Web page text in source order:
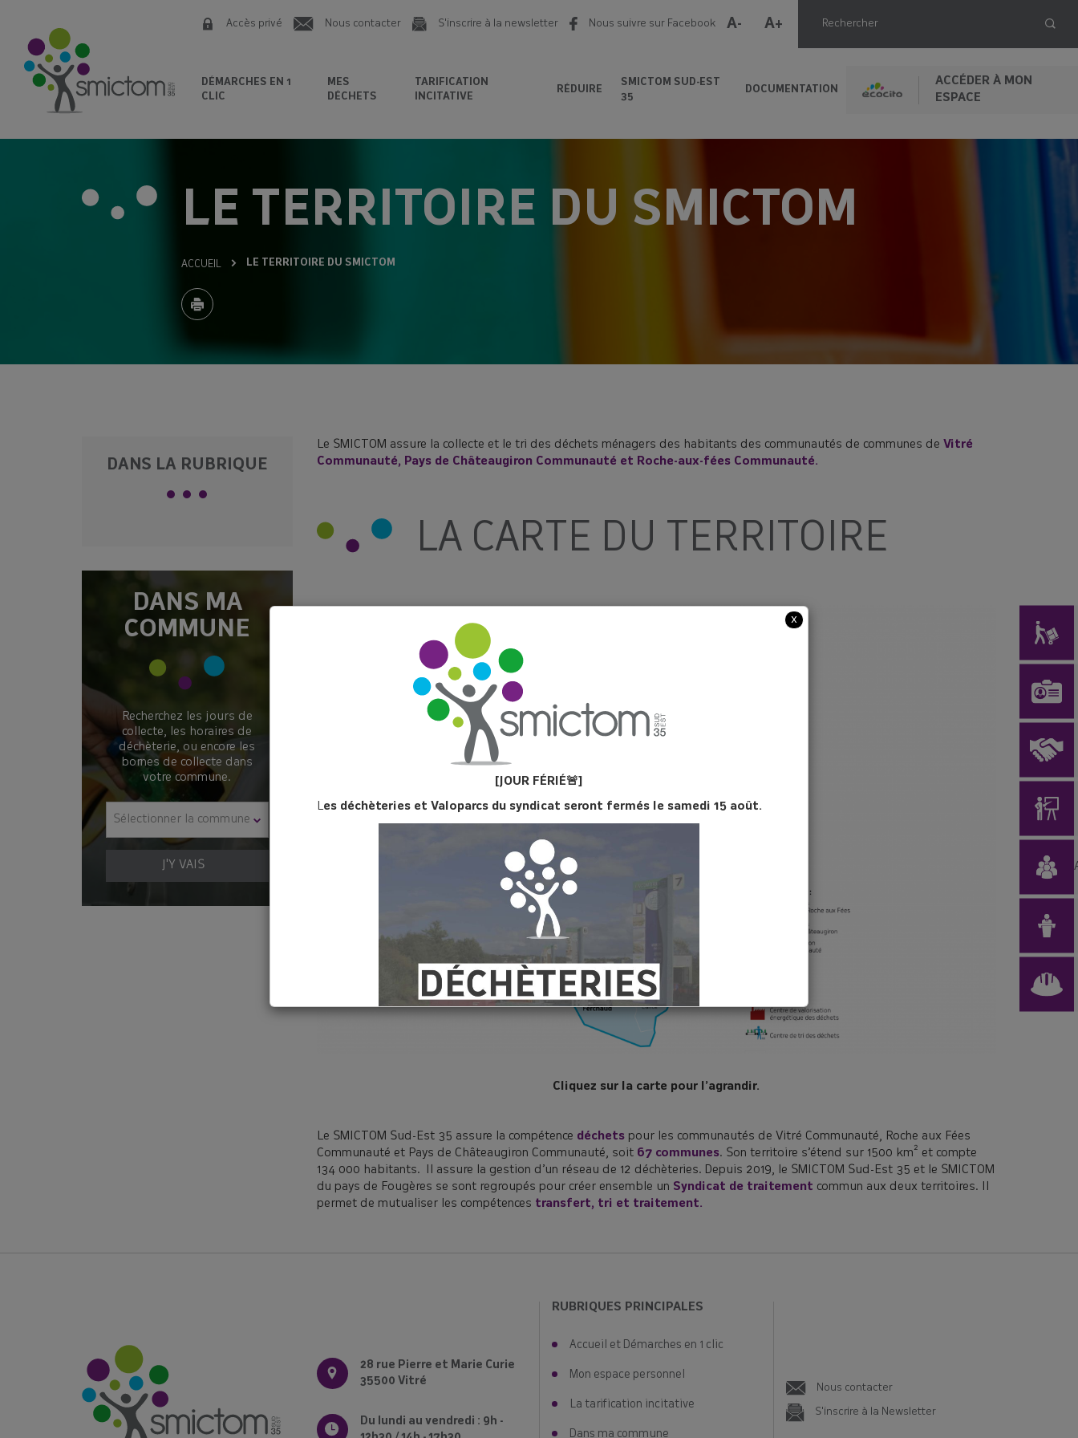
x
[JOUR FÉ RIÉ🚨]
Les déchèteries et Valoparcs du syndicat seront fermés le samedi 15 août.
[COMPOSTAGE♻️]
🤔Réduire vos déchets à la maison ? Rien de plus simple avec le compostage ! 💡
Le SMICTOM aide les habitants à trouver leur solution de tri des déchets alimentaires, et
📣+ Une nouvelle date : Samedi 14 novembre à Châteaubourg
Le SMICTOM Sud Est 35
Accès privé Nous contacter S'inscrire à la newsletter Nous suivre sur Facebook A- A+
DÉMARCHES EN 1
CLIC
MES
DÉCHETS
TARIFICATION
INCITATIVE
RÉDUIRE
SMICTOM SUD-EST
35
DOCUMENTATION
ACCÉDER À MON
ESPACE
LE TERRITOIRE DU SMICTOM
ACCUEIL LE TERRITOIRE DU SMICTOM
DANS LA RUBRIQUE
DANS MA
COMMUNE
Recherchez les jours de
collecte, les horaires de
déchèterie, ou encore les
bornes de collecte dans
votre commune.
Sélectionner la commune
J'Y VAIS
Le SMICTOM assure la collecte et le tri des déchets ménagers des habitants des communautés de communes de Vitré
Communauté, Pays de Châteaugiron Communauté et Roche-aux-fées Communauté.
LA CARTE DU TERRITOIRE
Cliquez sur la carte pour l’agrandir.
Le SMICTOM Sud-Est 35 assure la compétence déchetspour les communautés de Vitré Communauté, Roche aux Fées
Communauté et Pays de Châteaugiron Communauté, soit 67 communes. Son territoire s’étend sur 1500 km² et compte
134 000 habitants. Il assure la gestion d’un réseau de 12 déchèteries. Depuis 2019, le SMICTOM Sud-Est 35 et le SMICTOM
du pays de Fougères se sont regroupés pour créer ensemble un Syndicat de traitement commun aux deux territoires. Il
permet de mutualiser les compétences transfert, tri et traitement.
28 rue Pierre et Marie Curie
35500 Vitré
Du lundi au vendredi : 9h -
RUBRIQUES PRINCIPALES
Accueil et Démarches en 1 clic
Mon espace personnel
La tarification incitative
Dans ma commune
Nous contacter
S'inscrire à la Newsletter